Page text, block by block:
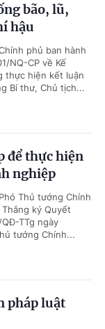
bão, lũ,
hậu
phủ ban hành
NQ-CP về Kế
thực hiện kết luận
Bí thư, Chủ tịch...
để thực hiện
nghiệp
Thủ tướng Chính
ký Quyết
TTg ngày
tướng Chính...
pháp luật